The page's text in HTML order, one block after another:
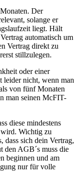
Der
solange er
liegt. Hält
automatisch um
Vertrag direkt zu
stillzulegen.
oder einer
leider nicht, wenn man
von fünf Monaten
man seinen McFIT-
diese mindestens
Wichtig zu
dass sich dein Vertrag,
den AGB´s muss die
beginnen und am
nur für volle